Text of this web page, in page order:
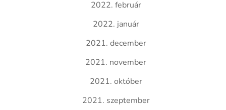
2022. február
2022. január
2021. december
2021. november
2021. október
2021. szeptember